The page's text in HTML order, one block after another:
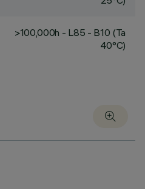
>100,000h - L85 - B10 (Ta
40°C)